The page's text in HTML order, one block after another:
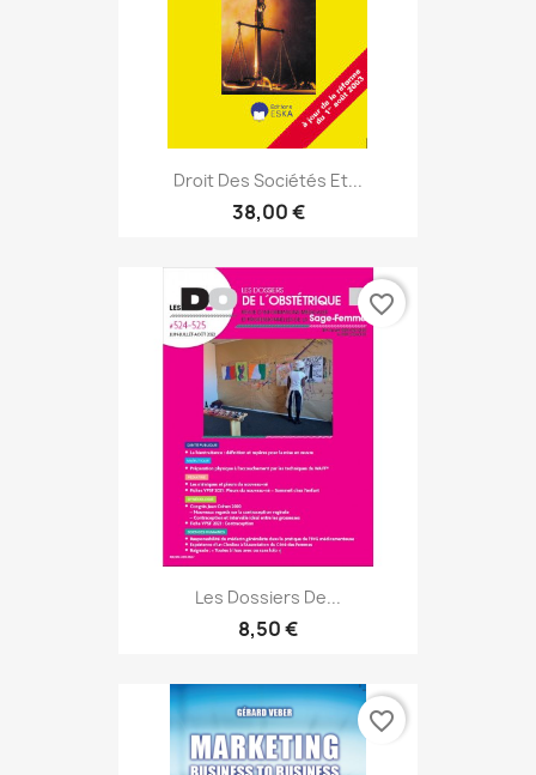
Droit Des Sociétés Et...
38,00 €
Les Dossiers De...
8,50 €
favorite_border
favorite_border